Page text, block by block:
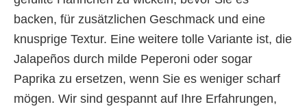
backen, für zusätzlichen Geschmack und eine
knusprige Textur. Eine weitere tolle Variante ist, die
Jalapeños durch milde Peperoni oder sogar
Paprika zu ersetzen, wenn Sie es weniger scharf
mögen. Wir sind gespannt auf Ihre Erfahrungen,